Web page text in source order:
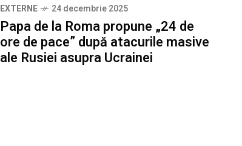
EXTERNE 24 decembrie 2025
Papa de la Roma propune „24 de
ore de pace” după atacurile masive
ale Rusiei asupra Ucrainei